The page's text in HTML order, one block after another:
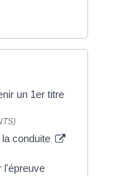
un 1er titre
conduite
l'épreuve